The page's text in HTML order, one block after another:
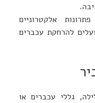
אלקטרוניים
להרחקת עכברים
גללי עכברים או